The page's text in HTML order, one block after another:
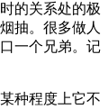
的关系处的极
抽。很多做人
一个兄弟。记
种程度上它不